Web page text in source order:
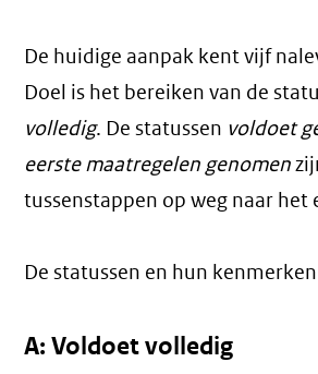
De huidige aanpak kent vijf
Doel is het bereiken van de
volledig. De statussen voldoet
eerste maatregelen genomen
tussenstappen op weg naar het
De statussen en hun
A: Voldoet volledig